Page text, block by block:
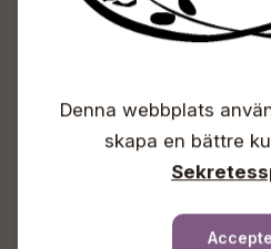
Öppet
Info & växel
Denna webbplats
skapa en bättre